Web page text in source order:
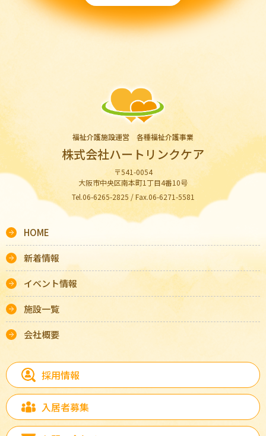
福祉介護施設運営 各種福祉介護事業
株式会社ハートリンクケア
〒541-0054
大阪市中央区南本町1丁目4番10号
Tel.06-6265-2825 / Fax.06-6271-5581
HOME
新着情報
イベント情報
施設一覧
会社概要
採用情報
入居者募集